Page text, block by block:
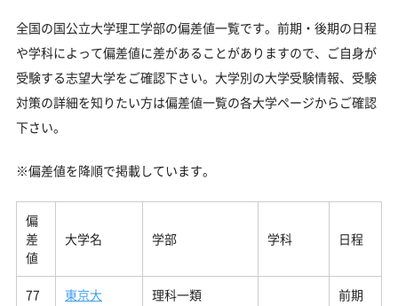
全国の国公立大学理工学部の偏差値一覧です。前期・後期の日程
や学科によって偏差値に差があることがありますので、ご自身が
受験する志望大学をご確認下さい。大学別の大学受験情報、受験
対策の詳細を知りたい方は偏差値一覧の各大学ページからご確認
下さい。
※偏差値を降順で掲載しています。
偏
差
値
大学名 学部 学科 日程
77 東京大 理科一類 前期